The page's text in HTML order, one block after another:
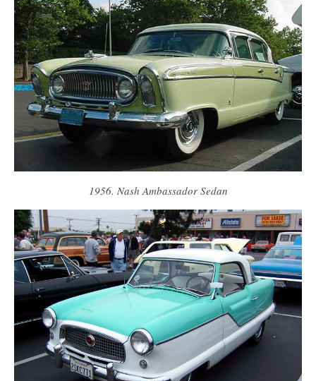
1956. Nash Ambassador Sedan